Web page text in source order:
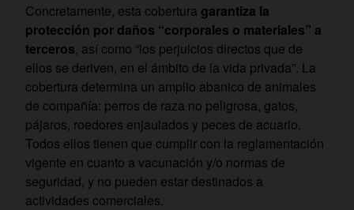
Concretamente, esta cobertura garantiza la
protección por daños “corporales o materiales” a
terceros, así como “los perjuicios directos que de
ellos se deriven, en el ámbito de la vida privada”. La
cobertura determina un amplio abanico de animales
de compañía: perros de raza no peligrosa, gatos,
pájaros, roedores enjaulados y peces de acuario.
Todos ellos tienen que cumplir con la reglamentación
vigente en cuanto a vacunación y/o normas de
seguridad, y no pueden estar destinados a
actividades comerciales.